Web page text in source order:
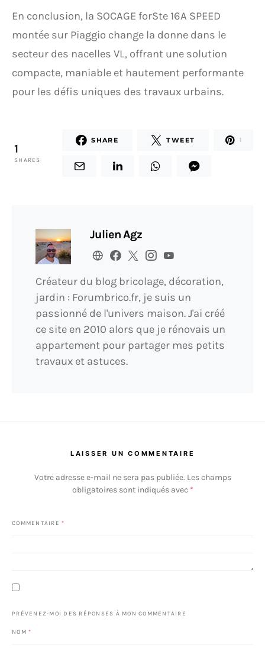
En conclusion, la SOCAGE forSte 16A SPEED
montée sur Piaggio change la donne dans le
secteur des nacelles VL, offrant une solution
compacte, maniable et hautement performante
pour les défis uniques des travaux urbains.
1
SHARES
SHARE TWEET 1
Julien Agz
Créateur du blog bricolage, décoration,
jardin : Forumbrico.fr, je suis un
passionné de l'univers maison. J'ai créé
ce site en 2010 alors que je rénovais un
appartement pour partager mes petits
travaux et astuces.
LAISSER UN COMMENTAIRE
Votre adresse e-mail ne sera pas publiée. Les champs
obligatoires sont indiqués avec *
COMMENTAIRE *
PRÉVENEZ-MOI DES RÉPONSES À MON COMMENTAIRE
NOM *